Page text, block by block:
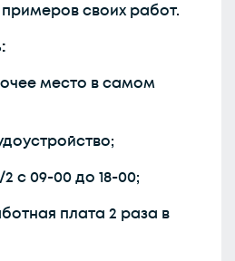
своих работ.
место в самом
с 09-00 до 18-00;
плата 2 раза в